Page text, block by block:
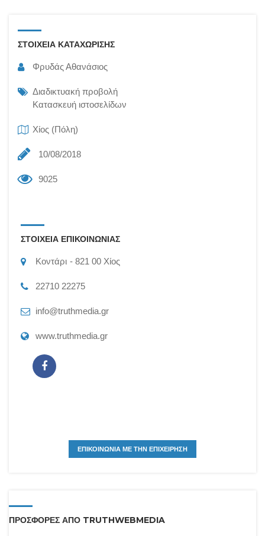
ΣΤΟΙΧΕΙΑ ΚΑΤΑΧΩΡΙΣΗΣ
Φρυδάς Αθανάσιος
Διαδικτυακή προβολή
Κατασκευή ιστοσελίδων
Χίος (Πόλη)
10/08/2018
9025
ΣΤΟΙΧΕΙΑ ΕΠΙΚΟΙΝΩΝΙΑΣ
Κοντάρι 821 00 Χίος
22710 22275
info@truthmedia.gr
www.truthmedia.gr
ΕΠΙΚΟΙΝΩΝΙΑ ΜΕ ΤΗΝ ΕΠΙΧΕΙΡΗΣΗ
ΠΡΟΣΦΟΡΕΣ ΑΠΟ TRUTHWEBMEDIA